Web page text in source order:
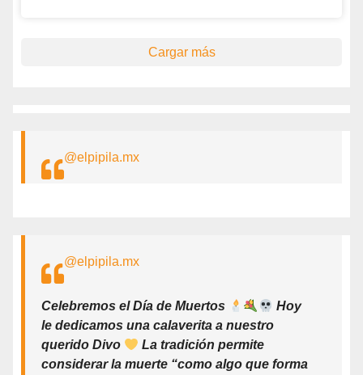
Cargar más
@elpipila.mx
@elpipila.mx
Celebremos el Día de Muertos
Hoy
le dedicamos una calaverita a nuestro
querido Divo
La tradición permite
considerar la muerte “como algo que forma